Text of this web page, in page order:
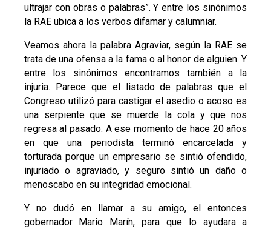
ultrajar con obras o palabras”. Y entre los sinónimos
la RAE ubica a los verbos difamar y calumniar.
Veamos ahora la palabra Agraviar, según la RAE se
trata de una ofensa a la fama o al honor de alguien. Y
entre los sinónimos encontramos también a la
injuria. Parece que el listado de palabras que el
Congreso utilizó para castigar el asedio o acoso es
una serpiente que se muerde la cola y que nos
regresa al pasado. A ese momento de hace 20 años
en que una periodista terminó encarcelada y
torturada porque un empresario se sintió ofendido,
injuriado o agraviado, y seguro sintió un daño o
menoscabo en su integridad emocional.
Y no dudó en llamar a su amigo, el entonces
gobernador Mario Marín, para que lo ayudara a